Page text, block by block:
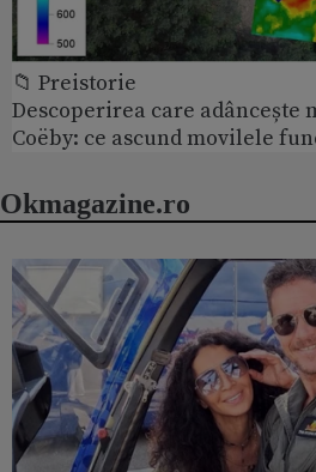
📁 Preistorie
Descoperirea care
Coëby: ce ascund movilele
Okmagazine.ro